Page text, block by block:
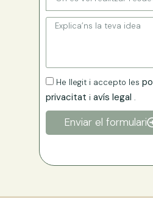
He llegit i accepto les
privacitat i avís legal .
Enviar el formulari